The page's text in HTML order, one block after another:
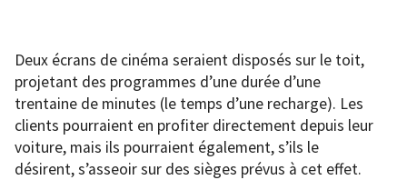
Deux écrans de cinéma seraient disposés sur le toit,
projetant des programmes d’une durée d’une
trentaine de minutes (le temps d’une recharge). Les
clients pourraient en profiter directement depuis leur
voiture, mais ils pourraient également, s’ils le
désirent, s’asseoir sur des sièges prévus à cet effet.